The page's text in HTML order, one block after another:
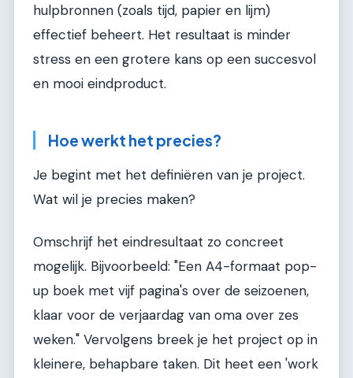
hulpbronnen (zoals tijd, papier en lijm)
effectief beheert. Het resultaat is minder
stress en een grotere kans op een succesvol
en mooi eindproduct.
Hoe werkt het precies?
Je begint met het definiëren van je project.
Wat wil je precies maken?
Omschrijf het eindresultaat zo concreet
mogelijk. Bijvoorbeeld: "Een A4-formaat pop-
up boek met vijf pagina's over de seizoenen,
klaar voor de verjaardag van oma over zes
weken." Vervolgens breek je het project op in
kleinere, behapbare taken. Dit heet een 'work